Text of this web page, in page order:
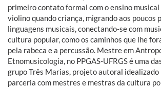
primeiro contato formal com o ensino musical
violino quando criança, migrando aos poucos
linguagens musicais, conectando-se com
cultura popular, como os caminhos que lhe
pela rabeca e a percussão. Mestre em
Etnomusicologia, no PPGAS-UFRGS é uma
grupo Três Marias, projeto autoral idealizado
parceria com mestres e mestras da cultura